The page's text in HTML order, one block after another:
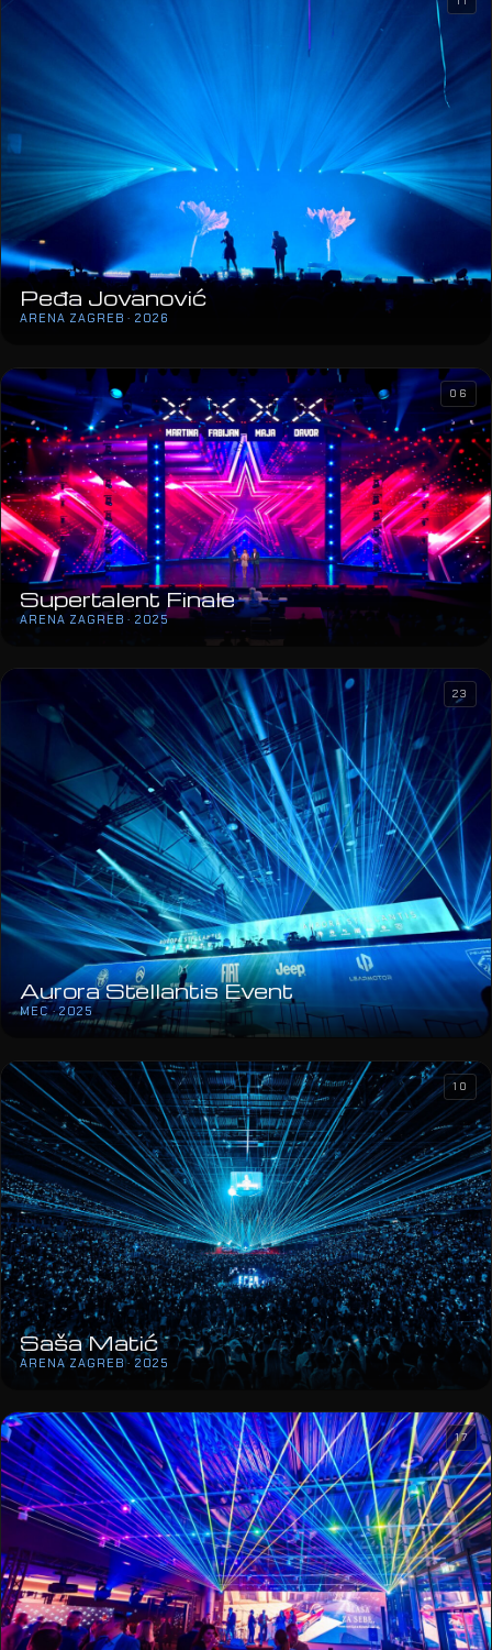
Peđa Jovanović
ARENA ZAGREB · 2026
Supertalent Finale
ARENA ZAGREB · 2025
06
Aurora Stellantis Event
MEC · 2025
23
Saša Matić
ARENA ZAGREB · 2025
10
17